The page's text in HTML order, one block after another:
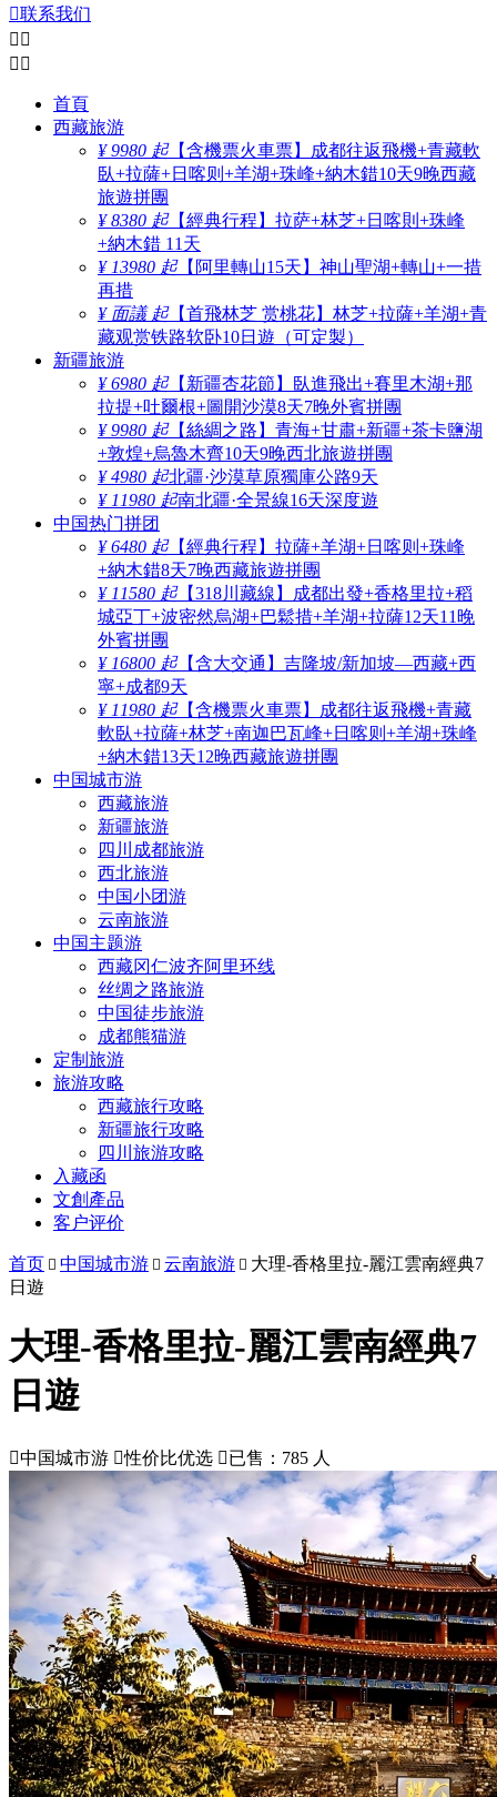
联系我们
 
 
首頁
西藏旅游
¥ 9980 起【含機票火車票】成都往返飛機+青藏軟
臥+拉薩+日喀则+羊湖+珠峰+納木錯10天9晚西藏
旅遊拼團
¥ 8380 起【經典行程】拉萨+林芝+日喀則+珠峰
+納木錯 11天
¥ 13980 起【阿里轉山15天】神山聖湖+轉山+一措
再措
¥ 面議 起【首飛林芝 赏桃花】林芝+拉薩+羊湖+青
藏观赏铁路软卧10日遊（可定製）
新疆旅游
¥ 6980 起【新疆杏花節】臥進飛出+賽里木湖+那
拉提+吐爾根+圖開沙漠8天7晚外賓拼團
¥ 9980 起【絲綢之路】青海+甘肅+新疆+茶卡鹽湖
+敦煌+烏魯木齊10天9晚西北旅遊拼團
¥ 4980 起北疆·沙漠草原獨庫公路9天
¥ 11980 起南北疆·全景線16天深度遊
中国热门拼团
¥ 6480 起【經典行程】拉薩+羊湖+日喀则+珠峰
+納木錯8天7晚西藏旅遊拼團
¥ 11580 起【318川藏線】成都出發+香格里拉+稻
城亞丁+波密然烏湖+巴鬆措+羊湖+拉薩12天11晚
外賓拼團
¥ 16800 起【含大交通】吉隆坡/新加坡—西藏+西
寧+成都9天
¥ 11980 起【含機票火車票】成都往返飛機+青藏
軟臥+拉薩+林芝+南迦巴瓦峰+日喀则+羊湖+珠峰
+納木錯13天12晚西藏旅遊拼團
中国城市游
西藏旅游
新疆旅游
四川成都旅游
西北旅游
中国小团游
云南旅游
中国主题游
西藏冈仁波齐阿里环线
丝绸之路旅游
中国徒步旅游
成都熊猫游
定制旅游
旅游攻略
西藏旅行攻略
新疆旅行攻略
四川旅游攻略
入藏函
文創產品
客户评价
首页  中国城市游  云南旅游  大理-香格里拉-麗江雲南經典7
日遊
大理-香格里拉-麗江雲南經典7
日遊
中国城市游 性价比优选 已售：785 人